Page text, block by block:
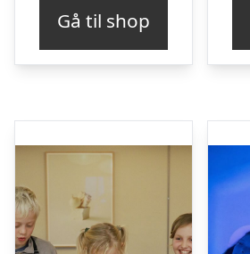
Gå til shop